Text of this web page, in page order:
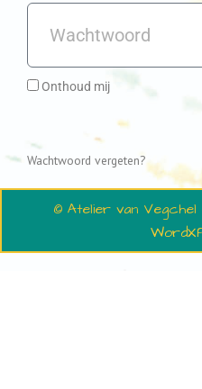
Onthoud mij
Wachtwoord vergeten?
© Atelier van Vegchel